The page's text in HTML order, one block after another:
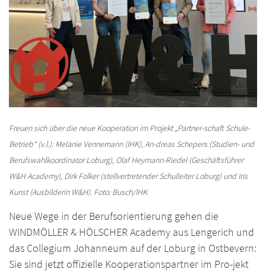
Freuen sich über die neue Kooperation im Projekt „Partner-schaft Schule-
Betrieb“ (v.l.): Melanie Vennemann (IHK), An-dreas Schepers (Studien- und
Berufswahlkoordinator Loburg), Olaf Heymann-Riedel (Geschäftsführer
W&H Academy), Dirk Folker (stellvertretender Schulleiter Loburg) und Iris
Kunst (Ausbilderin W&H). Foto: Busch/IHK
Neue Wege in der Berufsorientierung gehen die
WINDMÖLLER & HÖLSCHER Academy aus Lengerich und
das Collegium Johanneum auf der Loburg in Ostbevern:
Sie sind jetzt offizielle Kooperationspartner im Pro-jekt